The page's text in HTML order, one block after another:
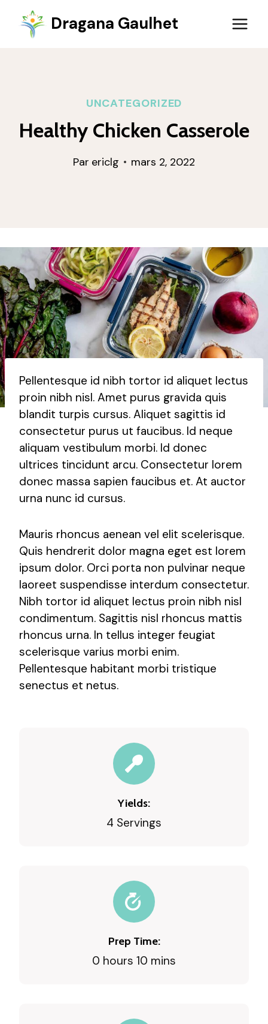
contenu
Dragana Gaulhet
UNCATEGORIZED
Healthy Chicken Casserole
Par ericlg mars 2, 2022
Pellentesque id nibh tortor id aliquet lectus
proin nibh nisl. Amet purus gravida quis
blandit turpis cursus. Aliquet sagittis id
consectetur purus ut faucibus. Id neque
aliquam vestibulum morbi. Id donec
ultrices tincidunt arcu. Consectetur lorem
donec massa sapien faucibus et. At auctor
urna nunc id cursus.
Mauris rhoncus aenean vel elit scelerisque.
Quis hendrerit dolor magna eget est lorem
ipsum dolor. Orci porta non pulvinar neque
laoreet suspendisse interdum consectetur.
Nibh tortor id aliquet lectus proin nibh nisl
condimentum. Sagittis nisl rhoncus mattis
rhoncus urna. In tellus integer feugiat
scelerisque varius morbi enim.
Pellentesque habitant morbi tristique
senectus et netus.
Yields:
4 Servings
Prep Time:
0 hours 10 mins